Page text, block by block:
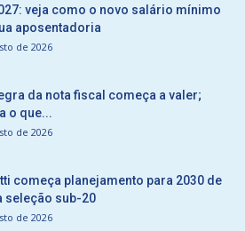
veja como o novo salário mínimo
aposentadoria
de 2026
da nota fiscal começa a valer;
o que...
de 2026
começa planejamento para 2030 de
seleção sub-20
de 2026